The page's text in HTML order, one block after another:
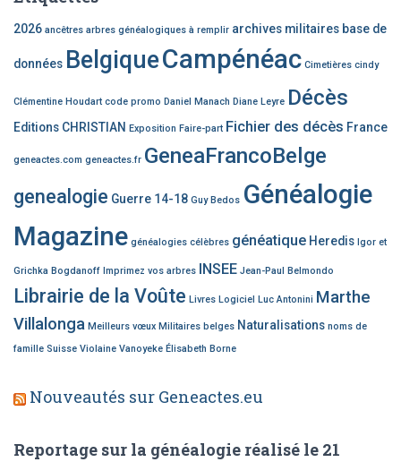
2026 ancêtres arbres généalogiques à remplir archives militaires base de
données BelgiqueCampénéac Cimetières cindy
Clémentine Houdart code promo Daniel Manach Diane Leyre Décès
Editions CHRISTIAN Exposition Faire-part Fichier des décès France
geneactes.com geneactes.fr GeneaFrancoBelge
genealogie Guerre 14-18 Guy Bedos Généalogie
Magazine généalogies célèbres généatique Heredis Igor et
Grichka Bogdanoff Imprimez vos arbres INSEE Jean-Paul Belmondo
Librairie de la Voûte Livres Logiciel Luc Antonini Marthe
Villalonga Meilleurs vœux Militaires belges Naturalisations noms de
famille Suisse Violaine Vanoyeke Élisabeth Borne
Nouveautés sur Geneactes.eu
Reportage sur la généalogie réalisé le 21